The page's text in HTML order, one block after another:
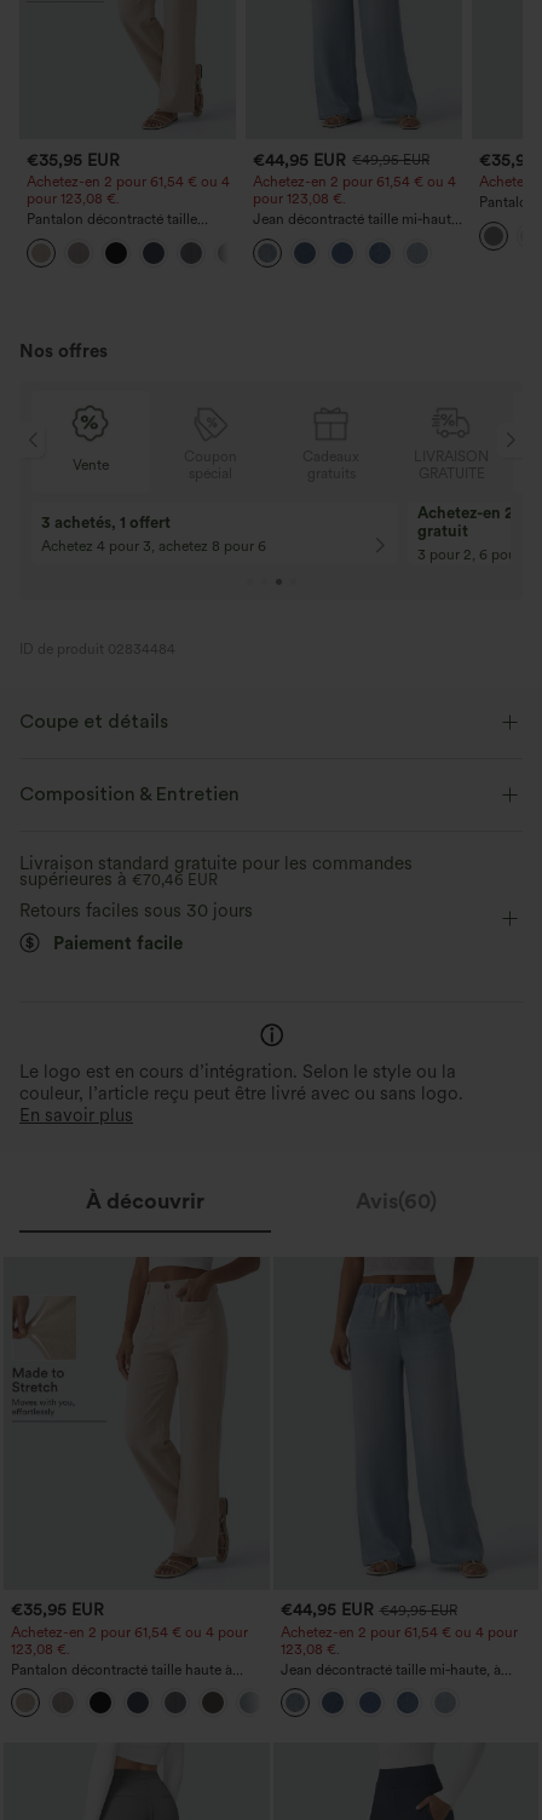
€35,95 EUR
Achetez-en 2 pour 61,54 € ou 4
pour 123,08 €.
Pantalon décontracté taille
haute à jambe droite, effet lin,
avec poches
€44,95 EUR €49,95 EUR
Achetez-en 2 pour 61,54 € ou 4
pour 123,08 €.
Jean décontracté taille mi‑haute,
à cordon de serrage, avec
poches
€35,95
Achetez-
Pantalon
poches
Nos offres
Vente
3 achetés, 1 offert
Achetez 4 pour 3, achetez 8 pour 6
Achetez-en 2,
gratuit
3 pour 2, 6 pour 4,
ID de produit 02834484
Coupe et détails
Taille plate Poches latérales
Élasticité moyenne Élasticité quatre directions
Composition & Entretien
Livraison standard gratuite pour les commandes
supérieures à €70,46 EUR
Retours faciles sous 30 jours
Paiement facile
Le logo est en cours d’intégration. Selon le style ou la
couleur, l’article reçu peut être livré avec ou sans logo.
En savoir plus
À découvrir Avis(60)
€35,95 EUR
Achetez-en 2 pour 61,54 € ou 4 pour
123,08 €.
Pantalon décontracté taille haute à
jambe droite, effet lin, avec poches
+5
€44,95 EUR €49,95 EUR
Achetez-en 2 pour 61,54 € ou 4 pour
123,08 €.
Jean décontracté taille mi‑haute, à
cordon de serrage, avec poches